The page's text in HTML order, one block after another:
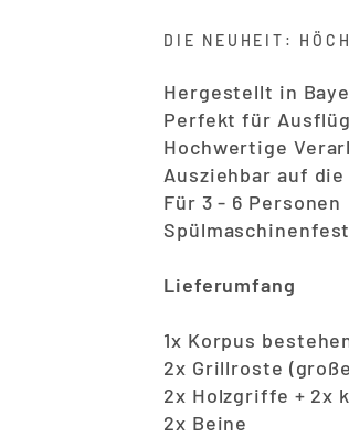
DIE NEUHEIT:
Hergestellt in
Perfekt für
Hochwertige
Ausziehbar auf
Für 3 - 6 Personen
Spülmaschinenfest
Lieferumfang
1x Korpus
2x Grillroste
2x Holzgriffe + 2x
2x Beine